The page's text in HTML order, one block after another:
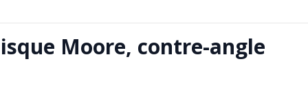
Moore, contre-angle